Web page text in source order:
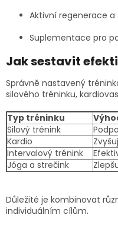
Aktivní regenerace a
Suplementace pro
Jak sestavit
Správně nastavený
silového tréninku,
Typ tréninku
Silový trénink
Kardio
Intervalový trénink
Jóga a strečink
Důležité je kombinovat
individuálním cílům.